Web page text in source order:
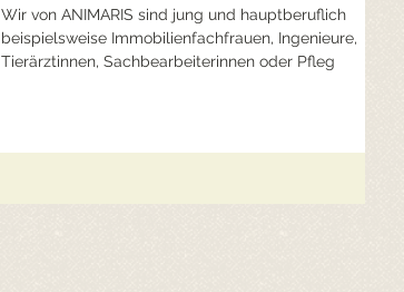
Wir von ANIMARIS sind jung und hauptberuflich
beispielsweise Immobilienfachfrauen, Ingenieure,
Tierärztinnen, Sachbearbeiterinnen oder Pfleg